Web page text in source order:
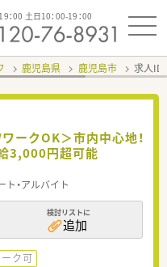
：00 土日10：00-19：00
鹿児島県 鹿児島市 求人ID
ークOK＞市内中心地！
3,000円超可能
ト・アルバイト
検討リストに
追加
ク可